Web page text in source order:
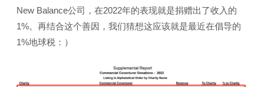
New Balance公司，在2022年的表现就是捐赠出了收入的
1%。再结合这个善因，我们猜想这应该就是最近在倡导的
1%地球税：）